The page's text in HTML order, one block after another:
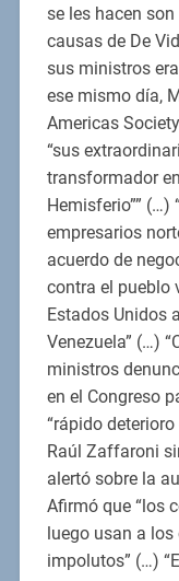
se les hacen
causas de De
sus ministros
ese mismo día,
Americas
“sus
transformador
Hemisferio”” (…)
empresarios
acuerdo de
contra el pueblo
Estados Unidos
Venezuela” (…)
ministros
en el Congreso
“rápido deterioro
Raúl Zaffaroni
alertó sobre la
Afirmó que “los
luego usan a
impolutos” (…)